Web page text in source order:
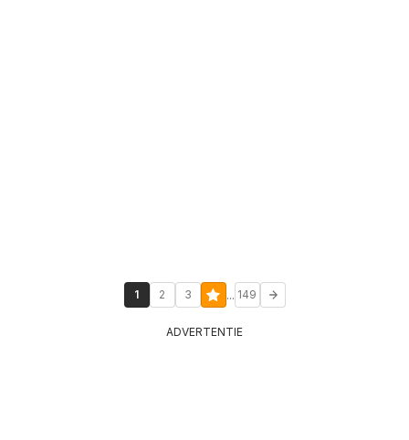
1 2 3 ... 149
ADVERTENTIE